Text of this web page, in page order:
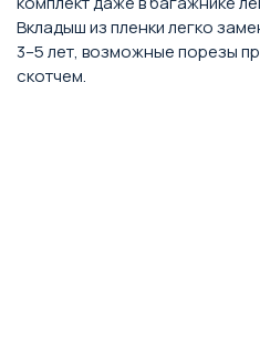
Вкладыш из пленки легко
3–5 лет, возможные порезы
скотчем.